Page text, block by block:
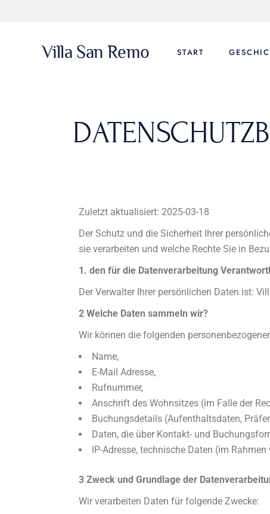
Villa San Remo START
Zuletzt aktualisiert: 2025-03-18
Der Schutz und die Sicherheit Ihrer
sie verarbeiten und welche Rechte Sie in
1. den für die Datenverarbeitung
Der Verwalter Ihrer persönlichen Daten ist:
2 Welche Daten sammeln wir?
Wir können die folgenden
Name,
E-Mail Adresse,
Rufnummer,
Anschrift des Wohnsitzes (im Falle der
Buchungsdetails (Aufenthaltsdaten,
Daten, die über Kontakt- und
IP-Adresse, technische Daten (im
3 Zweck und Grundlage der
Wir verarbeiten Daten für folgende Zwecke: